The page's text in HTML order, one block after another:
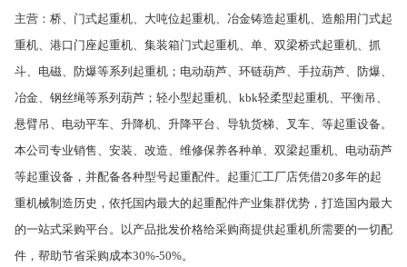
主营：桥、门式起重机、大吨位起重机、冶金铸造起重机、造船用门式起
重机、港口门座起重机、集装箱门式起重机、单、双梁桥式起重机、抓
斗、电磁、防爆等系列起重机；电动葫芦、环链葫芦、手拉葫芦、防爆、
冶金、钢丝绳等系列葫芦；轻小型起重机、kbk轻柔型起重机、平衡吊、
悬臂吊、电动平车、升降机、升降平台、导轨货梯、叉车、等起重设备。
本公司专业销售、安装、改造、维修保养各种单、双梁起重机、电动葫芦
等起重设备，并配备各种型号起重配件。起重汇工厂店凭借20多年的起
重机械制造历史，依托国内最大的起重配件产业集群优势，打造国内最大
的一站式采购平台。以产品批发价格给采购商提供起重机所需要的一切配
件，帮助节省采购成本30%-50%。